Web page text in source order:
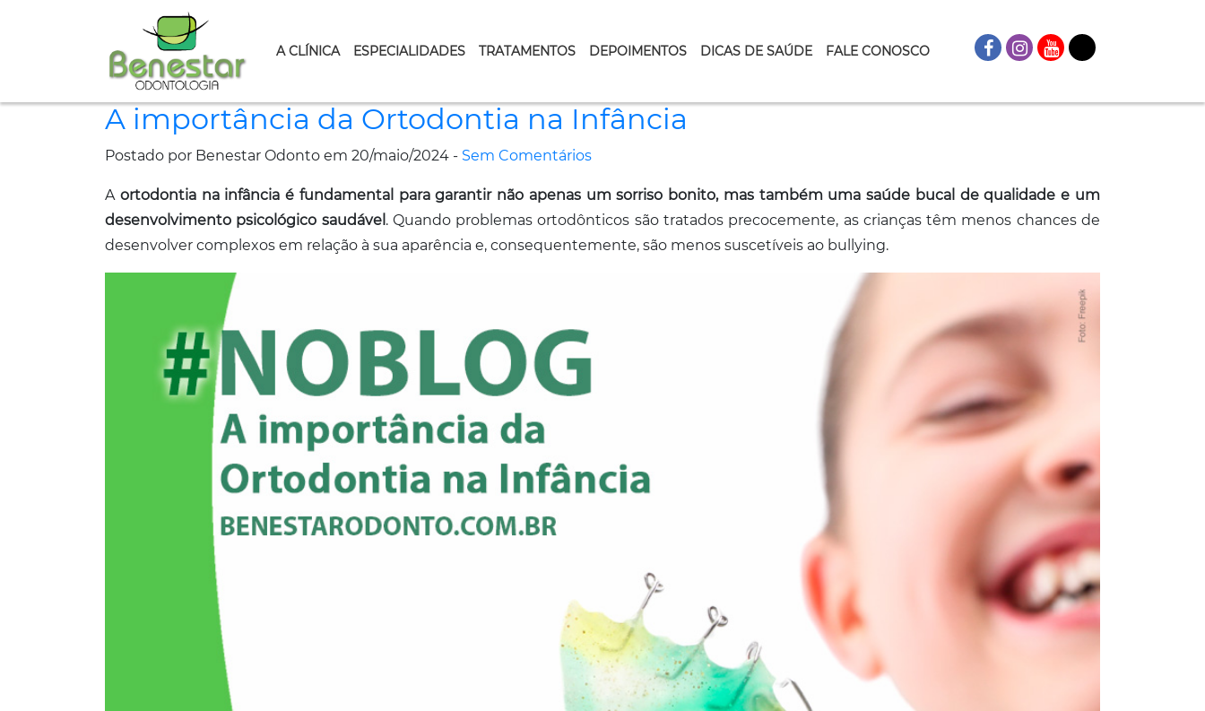
A CLÍNICA ESPECIALIDADES TRATAMENTOS DEPOIMENTOS DICAS DE SAÚDE FALE CONOSCO
A importância da Ortodontia na Infância
Postado por Benestar Odonto em 20/maio/2024 - Sem Comentários
A ortodontia na infância é fundamental para garantir não apenas um sorriso bonito, mas também uma saúde bucal de qualidade e um
desenvolvimento psicológico saudável . Quando problemas ortodônticos são tratados precocemente, as crianças têm menos chances de
desenvolver complexos em relação à sua aparência e, consequentemente, são menos suscetíveis ao bullying.